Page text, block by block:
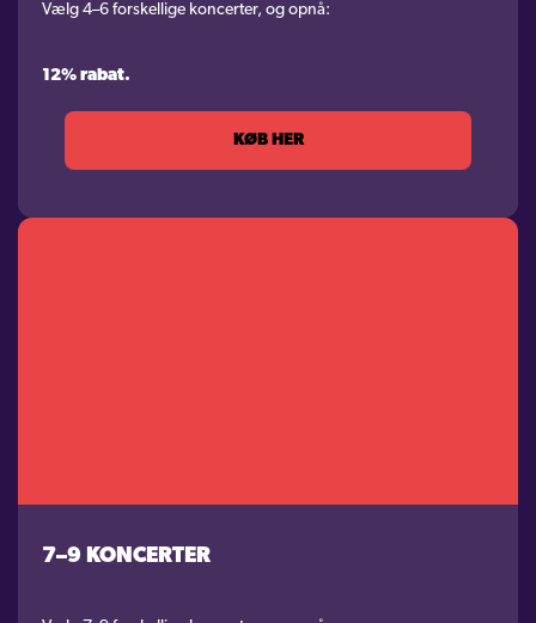
Vælg 4–6 forskellige koncerter, og opnå:
12% rabat.
KØB HER
7–9 KONCERTER